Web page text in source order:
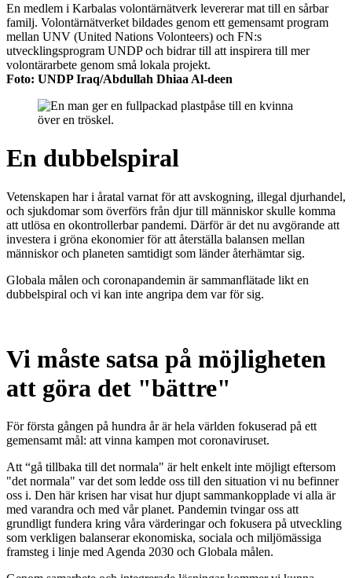
En medlem i Karbalas volontärnätverk levererar mat till en sårbar
familj. Volontärnätverket bildades genom ett gemensamt program
mellan UNV (United Nations Volonteers) och FN:s
utvecklingsprogram UNDP och bidrar till att inspirera till mer
volontärarbete genom små lokala projekt.
Foto: UNDP Iraq/Abdullah Dhiaa Al-deen
En dubbelspiral
Vetenskapen har i åratal varnat för att avskogning, illegal djurhandel,
och sjukdomar som överförs från djur till människor skulle komma
att utlösa en okontrollerbar pandemi. Därför är det nu avgörande att
investera i gröna ekonomier för att återställa balansen mellan
människor och planeten samtidigt som länder återhämtar sig.
Globala målen och coronapandemin är sammanflätade likt en
dubbelspiral och vi kan inte angripa dem var för sig.
Vi måste satsa på möjligheten
att göra det "bättre"
För första gången på hundra år är hela världen fokuserad på ett
gemensamt mål: att vinna kampen mot coronaviruset.
Att “gå tillbaka till det normala" är helt enkelt inte möjligt eftersom
"det normala" var det som ledde oss till den situation vi nu befinner
oss i. Den här krisen har visat hur djupt sammankopplade vi alla är
med varandra och med vår planet. Pandemin tvingar oss att
grundligt fundera kring våra värderingar och fokusera på utveckling
som verkligen balanserar ekonomiska, sociala och miljömässiga
framsteg i linje med Agenda 2030 och Globala målen.